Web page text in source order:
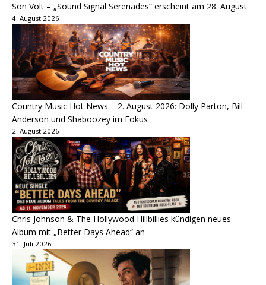
Son Volt – „Sound Signal Serenades“ erscheint am 28. August
4. August 2026
Country Music Hot News – 2. August 2026: Dolly Parton, Bill
Anderson und Shaboozey im Fokus
2. August 2026
Chris Johnson & The Hollywood Hillbillies kündigen neues
Album mit „Better Days Ahead“ an
31. Juli 2026